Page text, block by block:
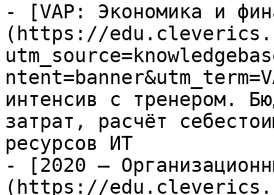
- [VAP: Экономика и
(https://
интенсив с тренером.
затрат, расчёт
ресурсов ИТ
- [2020 —
(https://